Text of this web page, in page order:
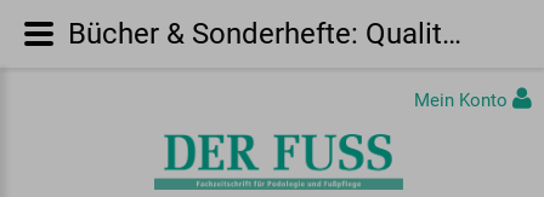
Mein Konto
Bücher & Sonderhefte: Qualitätsmanagement in der Hilfsversorgung